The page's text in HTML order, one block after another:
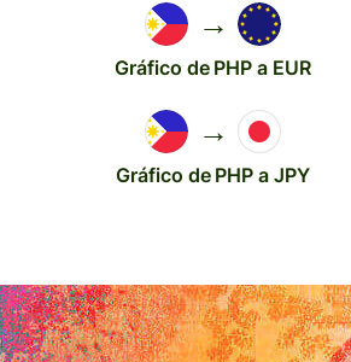
→
Gráfico de PHP a EUR
→
Gráfico de PHP a JPY